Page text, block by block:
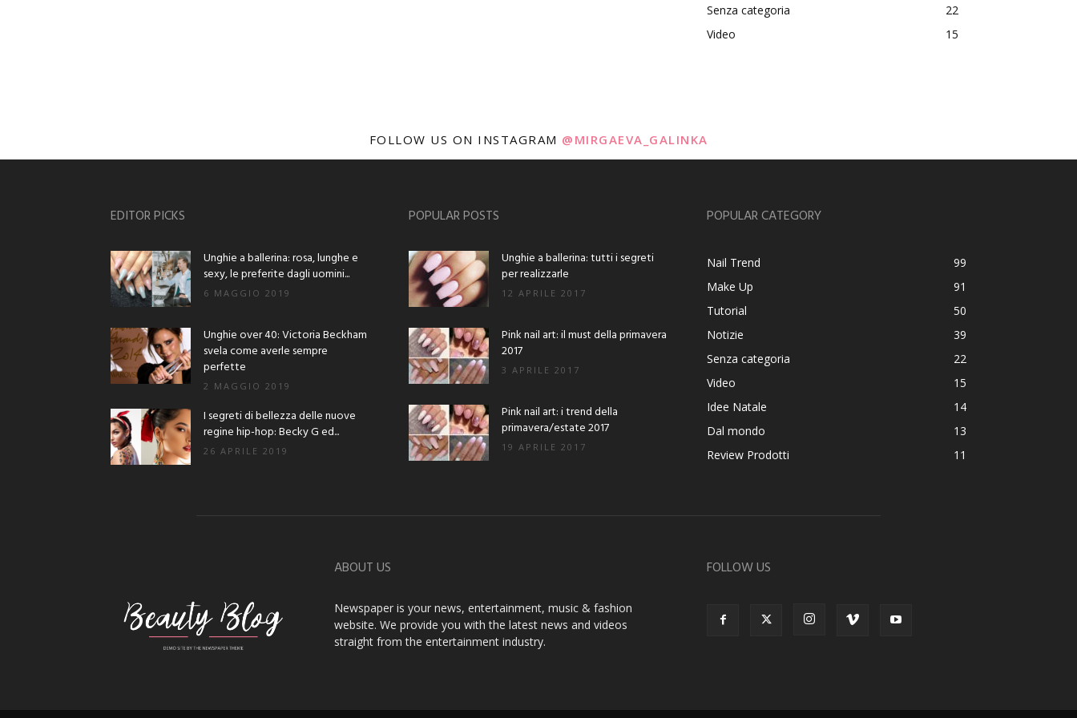
Senza categoria
22
Video
15
FOLLOW US ON INSTAGRAM @MIRGAEVA_GALINKA
EDITOR PICKS
Unghie a ballerina: rosa, lunghe e
sexy, le preferite dagli uomini...
6 MAGGIO 2019
Unghie over 40: Victoria Beckham
svela come averle sempre
perfette
2 MAGGIO 2019
I segreti di bellezza delle nuove
regine hip-hop: Becky G ed...
26 APRILE 2019
POPULAR POSTS
Unghie a ballerina: tutti i segreti
per realizzarle
12 APRILE 2017
Pink nail art: il must della primavera
2017
3 APRILE 2017
Pink nail art: i trend della
primavera/estate 2017
19 APRILE 2017
POPULAR CATEGORY
Nail Trend
99
Make Up
91
Tutorial
50
Notizie
39
Senza categoria
22
Video
15
Idee Natale
14
Dal mondo
13
Review Prodotti
11
ABOUT US
Newspaper is your news, entertainment, music & fashion
website. We provide you with the latest news and videos
straight from the entertainment industry.
FOLLOW US